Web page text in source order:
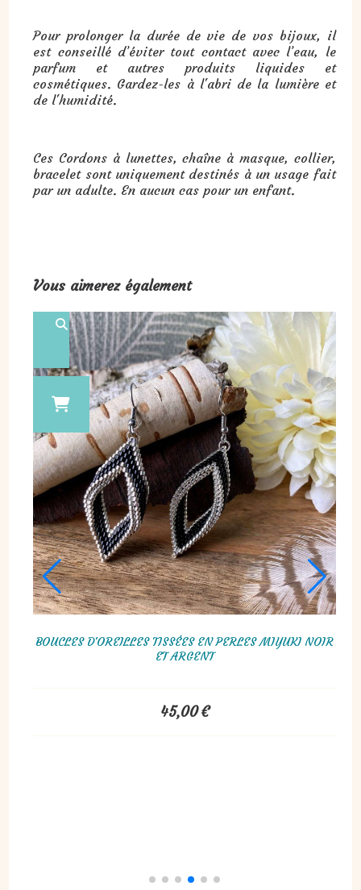
Pour prolonger la durée de vie de vos bijoux, il
est conseillé d’éviter tout contact avec l’eau, le
parfum et autres produits liquides et
cosmétiques. Gardez-les à l'abri de la lumière et
de l'humidité.
Ces Cordons à lunettes, chaîne à masque, collier,
bracelet sont uniquement destinés à un usage fait
par un adulte. En aucun cas pour un enfant.
Vous aimerez également
DE
BRACELET CIRCULAIRE EN PERLES DE ROCAILLES NOIR
ET DORÉ, OISEAU
10,00